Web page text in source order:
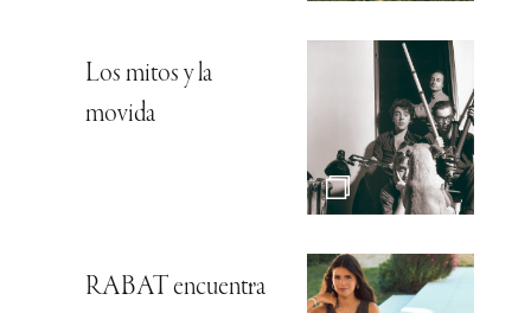
Los mitos y la
movida
RABAT encuentra